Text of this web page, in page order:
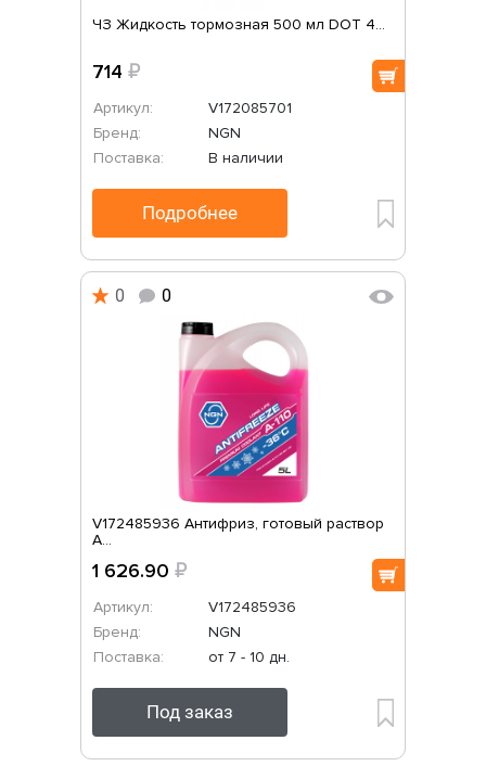
ЧЗ Жидкость тормозная 500 мл DOT 4...
714 ₽
Артикул:
V172085701
Бренд:
NGN
Поставка:
В наличии
Подробнее
0 0
V172485936 Антифриз, готовый раствор
A...
1 626.90 ₽
Артикул:
V172485936
Бренд:
NGN
Поставка:
от 7 - 10 дн.
Под заказ